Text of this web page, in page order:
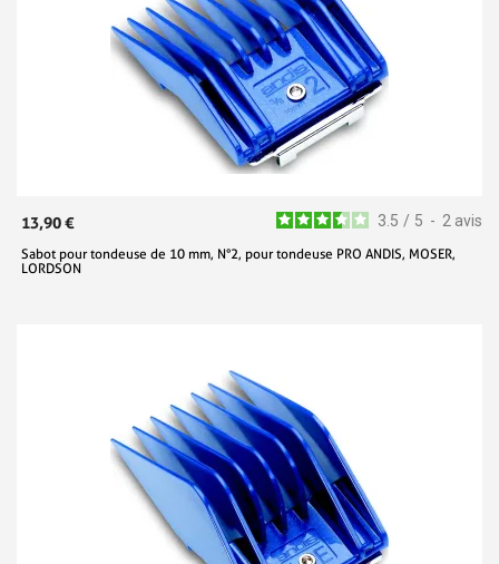
3.5 / 5 - 2 avis
13,90 €
Sabot pour tondeuse de 10 mm, N°2, pour tondeuse PRO ANDIS, MOSER,
LORDSON